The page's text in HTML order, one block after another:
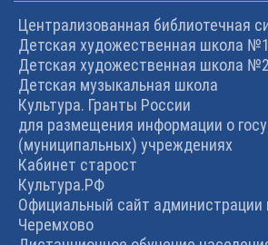
Централизованная библиотечная
Детская художественная школа №1
Детская художественная школа №2
Детская музыкальная школа
Культура. Гранты России
для размещения информации о
(муниципальных) учреждениях
Кабинет старост
Культура.РФ
Официальный сайт администрации
Черемхово